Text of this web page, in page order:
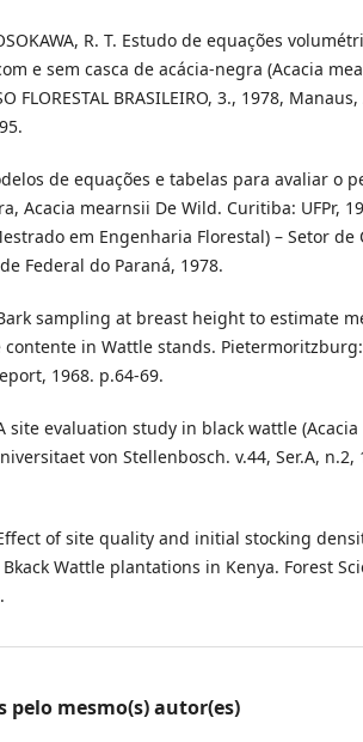
R. T. Estudo de equações
e sem casca de acácia-negra (Acacia
FLORESTAL BRASILEIRO, 3., 1978,
de equações e tabelas para avaliar o
Acacia mearnsii De Wild. Curitiba: UFPr,
em Engenharia Florestal) – Setor de
Federal do Paraná, 1978.
Bark sampling at breast height to estimate
in Wattle stands.
1968. p.64-69.
A site evaluation study in black wattle (Acacia
von Stellenbosch. v.44, Ser.A, n.2,
Effect of site quality and initial stocking
Wattle plantations in Kenya. Forest
pelo mesmo(s) autor(es)